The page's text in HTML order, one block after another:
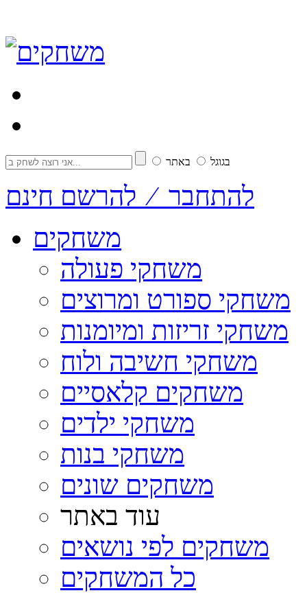
בגוגל באתר
להתחבר ⁄ להרשם חינם
משחקים
משחקי פעולה
משחקי ספורט ומרוצים
משחקי זריזות ומיומנות
משחקי חשיבה ולוח
משחקים קלאסיים
משחקי ילדים
משחקי בנות
משחקים שונים
עוד באתר
משחקים לפי נושאים
כל המשחקים